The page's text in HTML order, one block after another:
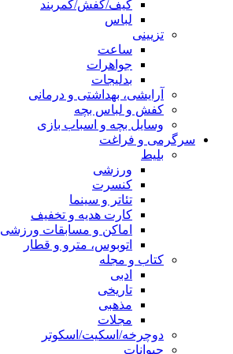
کیف/کفش/کمربند
لباس
تزیینی
ساعت
جواهرات
بدلیجات
آرایشی، بهداشتی و درمانی
کفش و لباس بچه
وسایل بچه و اسباب بازی
سرگرمی و فراغت
بلیط
ورزشی
کنسرت
تئاتر و سینما
کارت هدیه و تخفیف
اماکن و مسابقات ورزشی
اتوبوس، مترو و قطار
کتاب و مجله
ادبی
تاریخی
مذهبی
مجلات
دوچرخه/اسکیت/اسکوتر
حیوانات